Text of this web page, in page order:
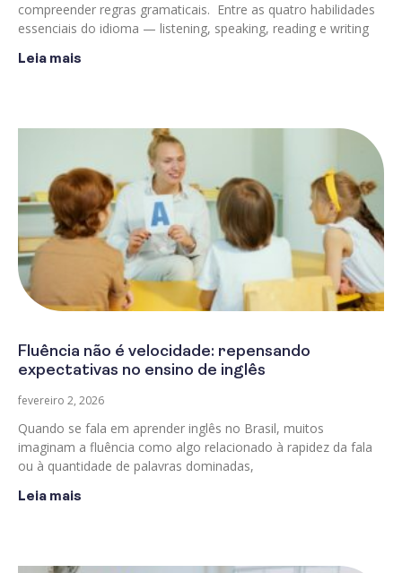
compreender regras gramaticais. Entre as quatro habilidades
essenciais do idioma — listening, speaking, reading e writing
Leia mais
Fluência não é velocidade: repensando
expectativas no ensino de inglês
fevereiro 2, 2026
Quando se fala em aprender inglês no Brasil, muitos
imaginam a fluência como algo relacionado à rapidez da fala
ou à quantidade de palavras dominadas,
Leia mais